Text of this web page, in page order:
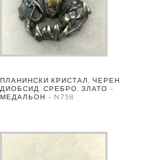
ПЛАНИНСКИ КРИСТАЛ, ЧЕРЕН
ДИОБСИД, СРЕБРО, ЗЛАТО –
МЕДАЛЬОН – N758